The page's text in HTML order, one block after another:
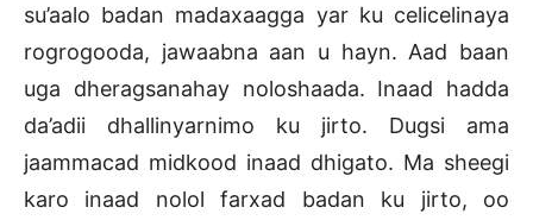
su’aalo badan madaxaagga yar ku celicelinaya
rogrogooda, jawaabna aan u hayn. Aad baan
uga dheragsanahay noloshaada. Inaad hadda
da’adii dhallinyarnimo ku jirto. Dugsi ama
jaammacad midkood inaad dhigato. Ma sheegi
karo inaad nolol farxad badan ku jirto, oo